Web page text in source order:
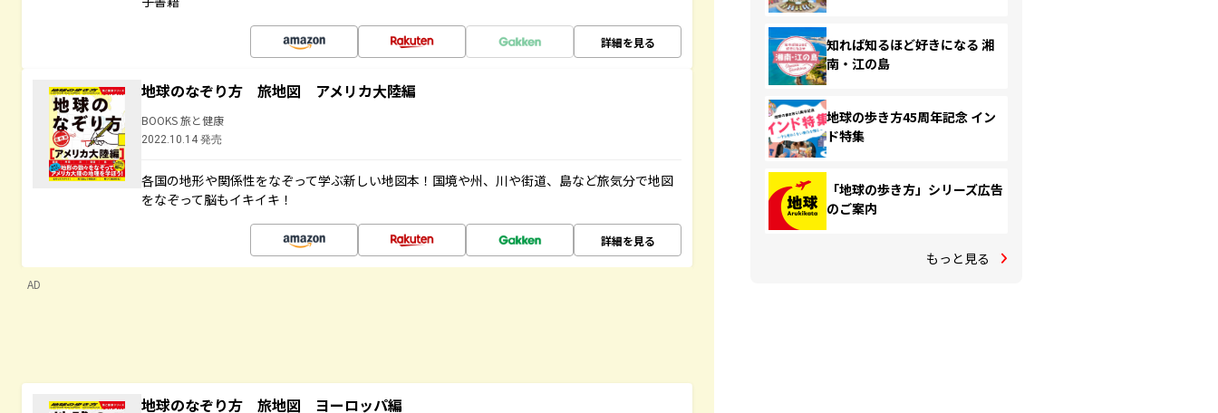
詳細を見る
地球のなぞり方 旅地図 アメリカ大陸編
BOOKS 旅と健康
2022.10.14 発売
各国の地形や関係性をなぞって学ぶ新しい地図本！国境や州、川や街道、島など旅気分で地図
をなぞって脳もイキイキ！
詳細を見る
AD
地球のなぞり方 旅地図 ヨーロッパ編
知れば知るほど好きになる 湘
南・江の島
地球の歩き方45周年記念 イン
ド特集
「地球の歩き方」シリーズ広告
のご案内
もっと見る